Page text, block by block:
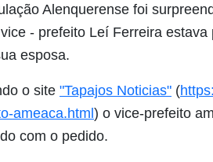
Alenquerense foi
- prefeito Leí Ferreira
esposa.
o site "Tapajos Noticias" (
ameaca.html) o vice-prefeito
com o pedido.